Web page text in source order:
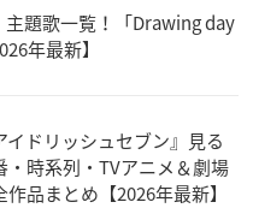
主題歌一覧！「Drawing day
年最新】
イドリッシュセブン』見る
・時系列・TVアニメ＆劇場
作品まとめ【2026年最新】